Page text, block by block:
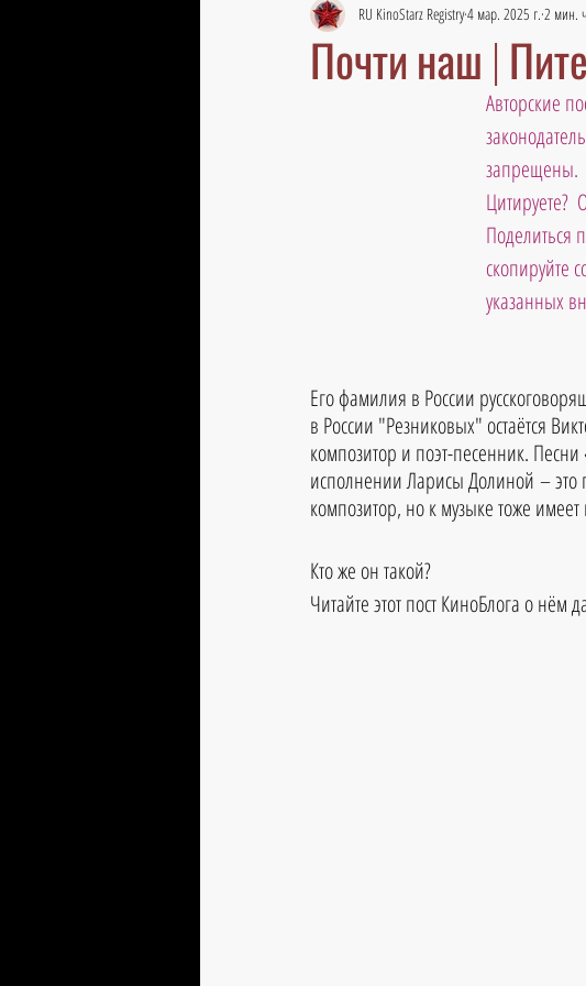
Почти наш |
RU KinoStarz Registry4 мар. 2025 г. 2 мин.
Авторские
запрещены.
Цитируете?
Поделиться
скопируйте
указанных
Его фамилия в России
в России "Резниковых" остаётся
композитор и поэт-песенник.
исполнении Ларисы Долиной – это
композитор, но к музыке тоже
Кто же он такой?
Читайте этот пост КиноБлога о нём